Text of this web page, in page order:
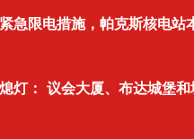
急限电措施，帕克斯核电站
灯： 议会大厦、布达城堡